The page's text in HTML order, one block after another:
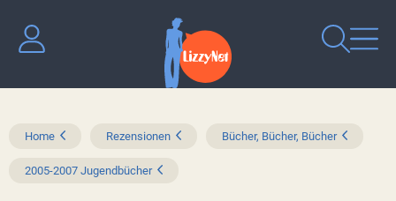
Home Rezensionen Bücher, Bücher, Bücher
2005-2007 Jugendbücher